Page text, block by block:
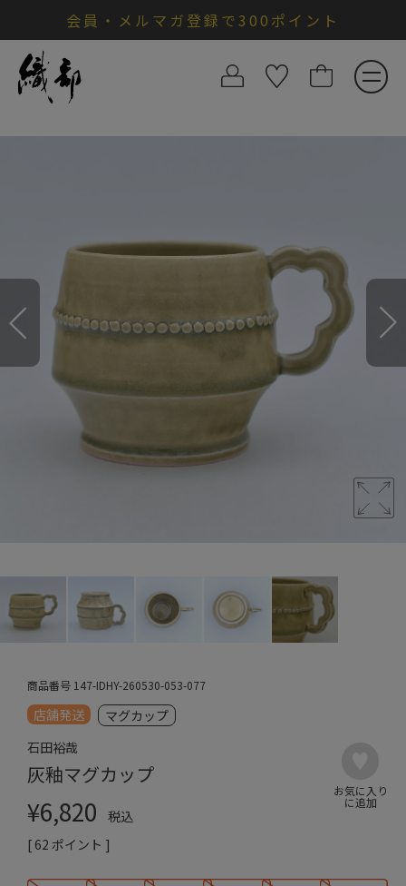
会員・メルマガ登録で300ポイント
商品番号 147-IDHY-260530-053-077
店舗発送
マグカップ
石田裕哉
灰釉マグカップ
¥6,820
税込
[ 62 ポイント ]